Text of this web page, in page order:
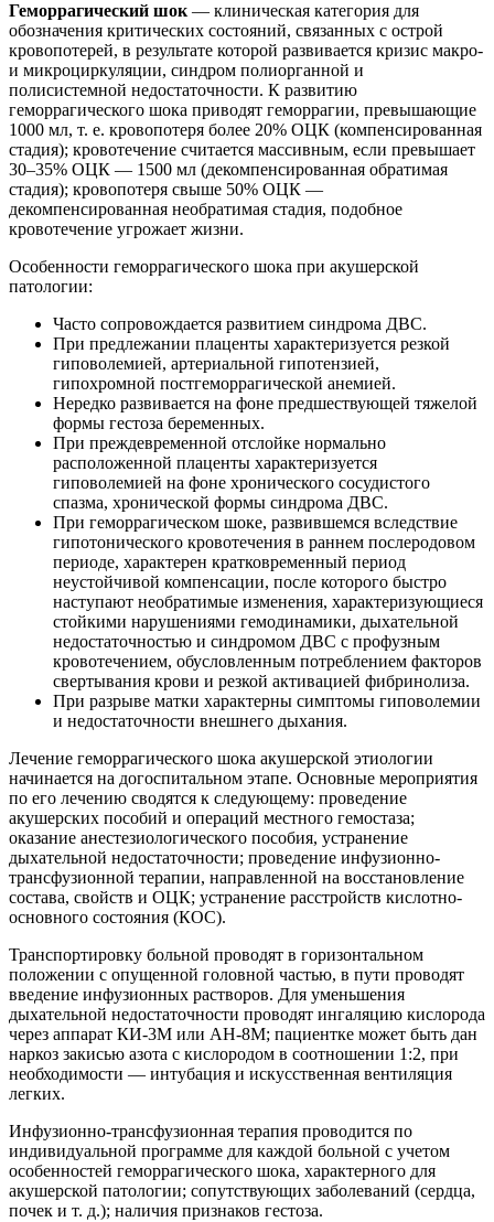
Геморрагический шок — клиническая категория для
обозначения критических состояний, связанных с острой
кровопотерей, в результате которой развивается кризис макро-
и микроциркуляции, синдром полиорганной и
полисистемной недостаточности. К развитию
геморрагического шока приводят геморрагии, превышающие
1000 мл, т. е. кровопотеря более 20% ОЦК (компенсированная
стадия); кровотечение считается массивным, если превышает
30–35% ОЦК — 1500 мл (декомпенсированная обратимая
стадия); кровопотеря свыше 50% ОЦК —
декомпенсированная необратимая стадия, подобное
кровотечение угрожает жизни.
Особенности геморрагического шока при акушерской
патологии:
Часто сопровождается развитием синдрома ДВС.
При предлежании плаценты характеризуется резкой
гиповолемией, артериальной гипотензией,
гипохромной постгеморрагической анемией.
Нередко развивается на фоне предшествующей тяжелой
формы гестоза беременных.
При преждевременной отслойке нормально
расположенной плаценты характеризуется
гиповолемией на фоне хронического сосудистого
спазма, хронической формы синдрома ДВС.
При геморрагическом шоке, развившемся вследствие
гипотонического кровотечения в раннем послеродовом
периоде, характерен кратковременный период
неустойчивой компенсации, после которого быстро
наступают необратимые изменения, характеризующиеся
стойкими нарушениями гемодинамики, дыхательной
недостаточностью и синдромом ДВС с профузным
кровотечением, обусловленным потреблением факторов
свертывания крови и резкой активацией фибринолиза.
При разрыве матки характерны симптомы гиповолемии
и недостаточности внешнего дыхания.
Лечение геморрагического шока акушерской этиологии
начинается на догоспитальном этапе. Основные мероприятия
по его лечению сводятся к следующему: проведение
акушерских пособий и операций местного гемостаза;
оказание анестезиологического пособия, устранение
дыхательной недостаточности; проведение инфузионно-
трансфузионной терапии, направленной на восстановление
состава, свойств и ОЦК; устранение расстройств кислотно-
основного состояния (КОС).
Транспортировку больной проводят в горизонтальном
положении с опущенной головной частью, в пути проводят
введение инфузионных растворов. Для уменьшения
дыхательной недостаточности проводят ингаляцию кислорода
через аппарат КИ-3М или АН-8М; пациентке может быть дан
наркоз закисью азота с кислородом в соотношении 1:2, при
необходимости — интубация и искусственная вентиляция
легких.
Инфузионно-трансфузионная терапия проводится по
индивидуальной программе для каждой больной с учетом
особенностей геморрагического шока, характерного для
акушерской патологии; сопутствующих заболеваний (сердца,
почек и т. д.); наличия признаков гестоза.